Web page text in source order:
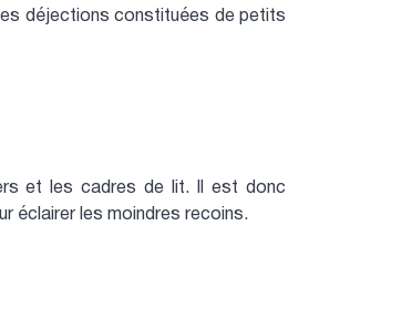
déjections constituées de petits
et les cadres de lit. Il est donc
éclairer les moindres recoins.